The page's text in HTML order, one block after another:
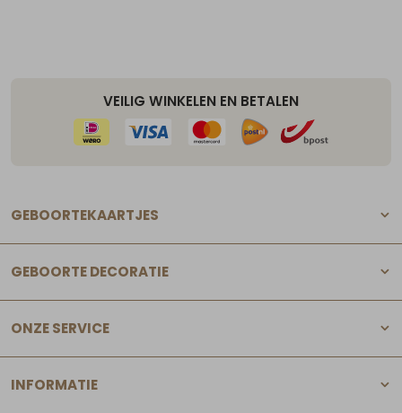
VEILIG WINKELEN EN BETALEN
GEBOORTEKAARTJES
GEBOORTE DECORATIE
ONZE SERVICE
INFORMATIE